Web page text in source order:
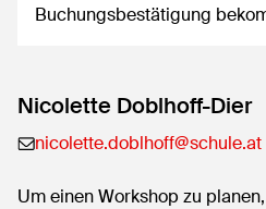
Buchungsbestätigung
Nicolette Doblhoff-Dier
nicolette.doblhoff@schule.at
Um einen Workshop zu